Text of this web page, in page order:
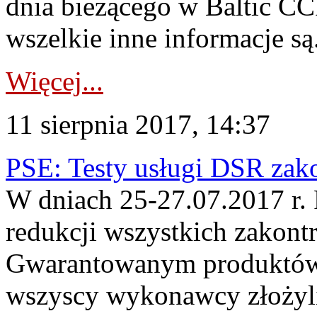
wszelkie inne informacje
Więcej...
11 sierpnia 2017, 14:37
PSE: Testy usługi DSR
W dniach 25-27.07.2017 r.
redukcji wszystkich
Gwarantowanym
wszyscy wykonawcy